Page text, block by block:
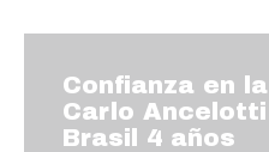
Confianza en
Carlo
Brasil 4 años